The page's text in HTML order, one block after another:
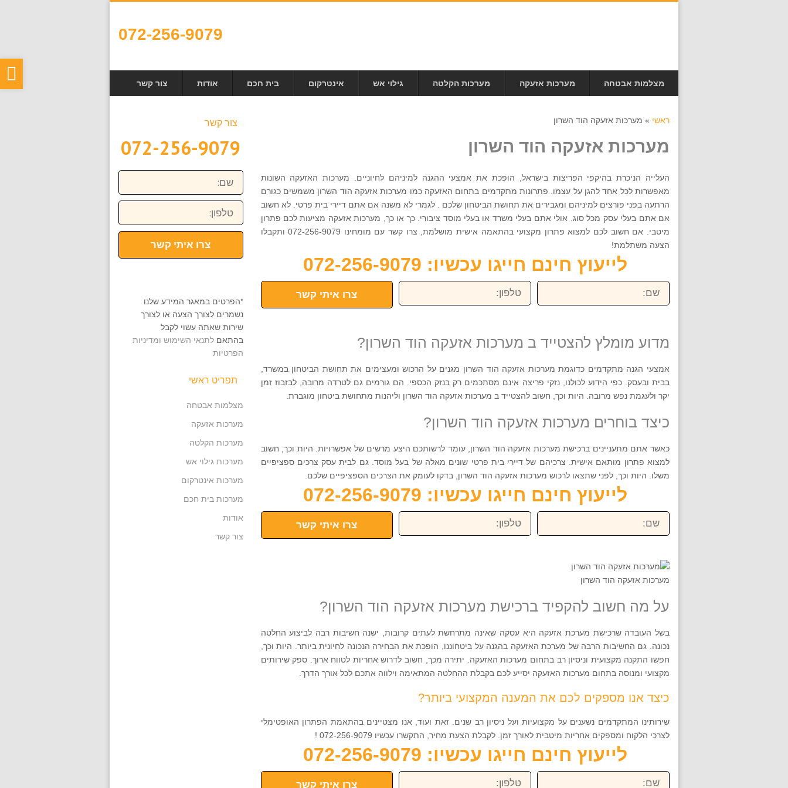
072-256-9079
מצלמות אבטחה מערכות אזעקה מערכות הקלטה גילוי אש אינטרקום בית חכם אודות צור קשר
ראשי » מערכות אזעקה הוד השרון
מערכות אזעקה הוד השרון
העלייה הניכרת בהיקפי הפריצות בישראל, הופכת את אמצעי ההגנה למיניהם לחיוניים. מערכות האזעקה השונות
מאפשרות לכל אחד להגן על עצמו. פתרונות מתקדמים בתחום האזעקה כמו מערכות אזעקה הוד השרון משמשים כגורם
הרתעה בפני פורצים למיניהם ומגבירים את תחושת הביטחון שלכם . לגמרי לא משנה אם אתם דיירי בית פרטי. לא חשוב
אם אתם בעלי עסק מכל סוג. אולי אתם בעלי משרד או בעלי מוסד ציבורי. כך או כך, מערכות אזעקה מציעות לכם פתרון
מיטבי. אם חשוב לכם למצוא פתרון מקצועי בהתאמה אישית מושלמת, צרו קשר עם מומחינו 072-256-9079 ותקבלו
הצעה משתלמת!
לייעוץ חינם חייגו עכשיו: 072-256-9079
שם: טלפון:
צרו איתי קשר
מדוע מומלץ להצטייד ב מערכות אזעקה הוד השרון?
אמצעי הגנה מתקדמים כדוגמת מערכות אזעקה הוד השרון מגנים על הרכוש ומעצימים את תחושת הביטחון במשרד,
בבית ובעסק. כפי הידוע לכולנו, נזקי פריצה אינם מסתכמים רק בנזק הכספי. הם גורמים גם לטרדה מרובה, לבזבוז זמן
יקר ולעגמת נפש מרובה. היות וכך, חשוב להצטייד ב מערכות אזעקה הוד השרון וליהנות מתחושת ביטחון מוגברת.
כיצד בוחרים מערכות אזעקה הוד השרון?
כאשר אתם מתעניינים ברכישת מערכות אזעקה הוד השרון, עומד לרשותכם היצע מרשים של אפשרויות. היות וכך, חשוב
למצוא פתרון מותאם אישית. צרכיהם של דיירי בית פרטי שונים מאלה של בעל מוסד. גם לבית עסק צרכים ספציפיים
משלו. היות וכך, לפני שתצאו לרכוש מערכות אזעקה הוד השרון, בדקו לעומק את הצרכים הספציפיים שלכם.
לייעוץ חינם חייגו עכשיו: 072-256-9079
שם: טלפון:
צרו איתי קשר
מערכות אזעקה הוד השרון
על מה חשוב להקפיד ברכישת מערכות אזעקה הוד השרון?
בשל העובדה שרכישת מערכת אזעקה היא עסקה שאינה מתרחשת לעתים קרובות, ישנה חשיבות רבה לביצוע החלטה
נכונה. גם החשיבות הרבה של מערכת האזעקה בהגנה על ביטחוננו, הופכת את הבחירה הנכונה לחיונית ביותר. היות וכך,
חפשו התקנה מקצועית וניסיון רב בתחום מערכות האזעקה. יתירה מכך, חשוב לדרוש אחריות לטווח ארוך. ספק שירותים
מקצועי ומנוסה בתחום מערכות האזעקה יסייע לכם בקבלת ההחלטה המתאימה וילווה אתכם לכל אורך הדרך.
כיצד אנו מספקים לכם את המענה המקצועי ביותר?
שירותינו המתקדמים נשענים על מקצועיות ועל ניסיון רב שנים. זאת ועוד, אנו מצטיינים בהתאמת הפתרון האופטימלי
לצרכי הלקוח ומספקים אחריות מיטבית לאורך זמן. לקבלת הצעת מחיר, התקשרו עכשיו 072-256-9079 !
לייעוץ חינם חייגו עכשיו: 072-256-9079
שם: טלפון:
צרו איתי קשר
צור קשר
072-256-9079
שם:
טלפון:
צרו איתי קשר
*הפרטים במאגר המידע שלנו
נשמרים לצורך הצעה או לצורך
שירות שאתה עשוי לקבל
בהתאםלתנאי השימוש ומדיניות
הפרטיות
תפריט ראשי
מצלמות אבטחה
מערכות אזעקה
מערכות הקלטה
מערכות גילוי אש
מערכות אינטרקום
מערכות בית חכם
אודות
צור קשר